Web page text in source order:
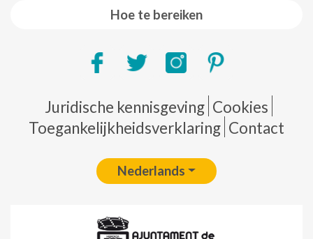
Hoe te bereiken
Pie de página
Juridische kennisgeving Cookies
Toegankelijkheidsverklaring Contact
Nederlands